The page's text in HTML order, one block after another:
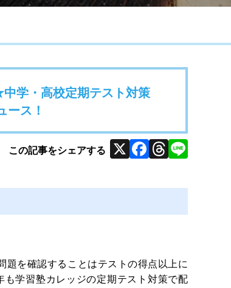
学・高校定期テスト対策
ース！
X Facebook
Threads
題を確認することはテストの得点以上に
学習塾カレッジの定期テスト対策で配